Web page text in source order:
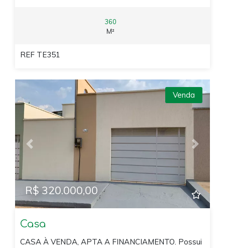
360
M²
REF TE351
Previous Next
Venda
R$ 320.000,00
Casa
CASA À VENDA, APTA A FINANCIAMENTO. Possui